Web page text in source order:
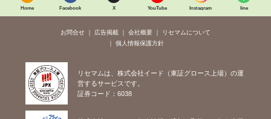
Home Facebook X YouTube Instagram line
お問合せ 広告掲載 会社概要
リセマムについて
個人情報保護方針
リセマムは、株式会社イード（東証グロース上場）の運
営するサービスです。
証券コード：6038